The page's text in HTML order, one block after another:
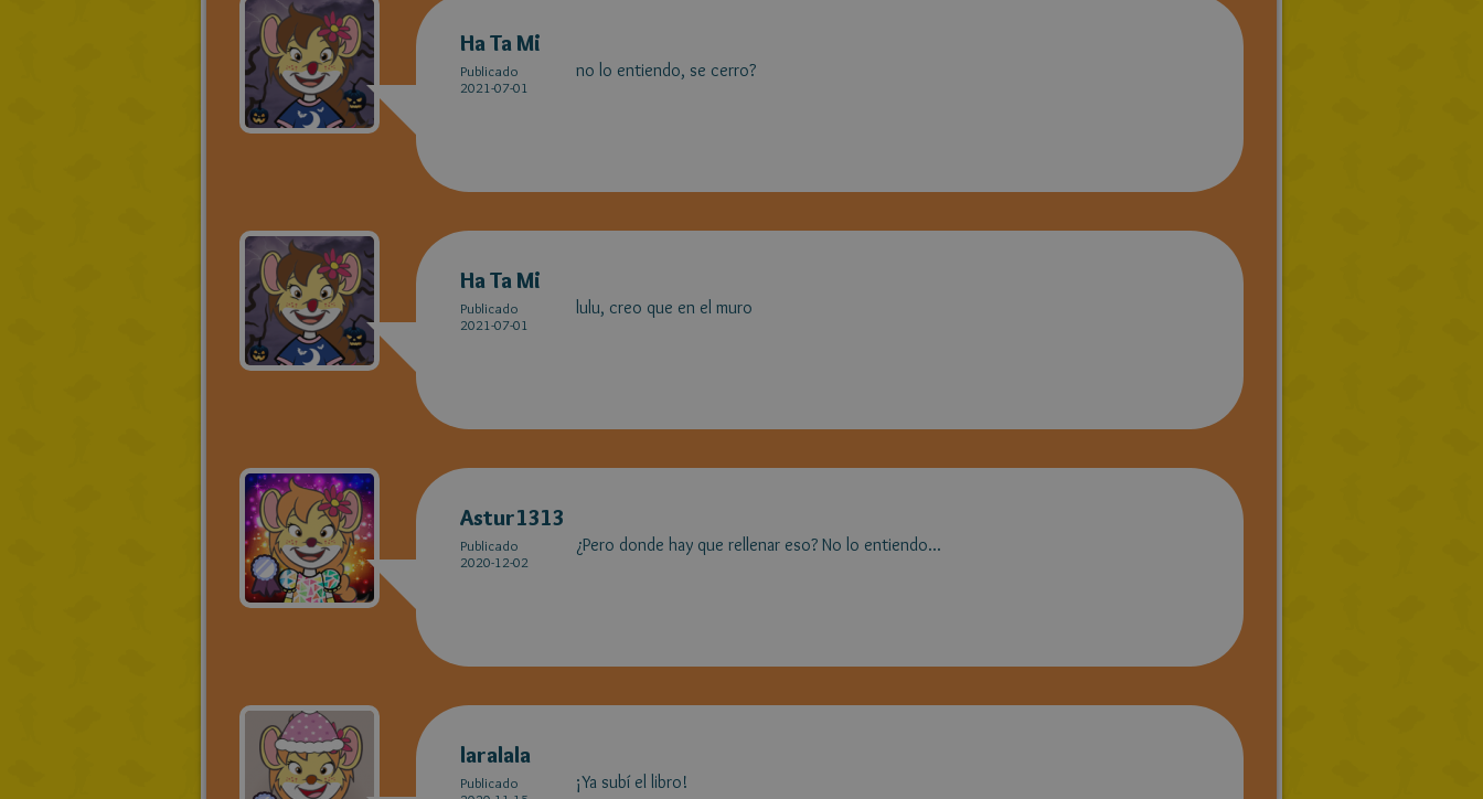
Ha Ta Mi
Publicado
2021-07-01
no lo entiendo, se cerro?
Ha Ta Mi
Publicado
2021-07-01
lulu, creo que en el muro
Astur1313
Publicado
2020-12-02
¿Pero donde hay que rellenar eso? No lo entiendo...
laralala
Publicado
¡Ya subí el libro!